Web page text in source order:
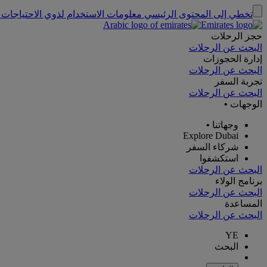
تخطي إلى المحتوى الرئيسي معلومات الاستخدام لذوي
حجز الرحلات
البحث عن الرحلات
إدارة الحجوزات
البحث عن الرحلات
تجربة السفر
البحث عن الرحلات
الوجهات •
وجهاتنا •
Explore Dubai
شركاء السفر
استكشفوا
البحث عن الرحلات
برنامج الولاء
البحث عن الرحلات
المساعدة
البحث عن الرحلات
YE
البحث